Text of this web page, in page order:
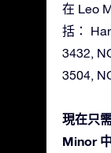
在 Leo
括：
3432,
3504,
現在只
Minor